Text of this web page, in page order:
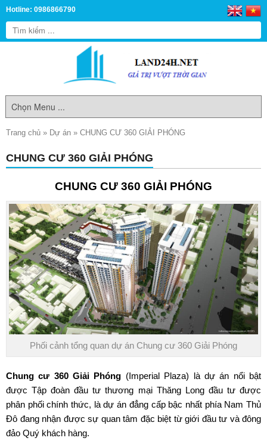
Hotline: 0986866790
Trang chủ » Dự án » CHUNG CƯ 360 GIẢI PHÓNG
CHUNG CƯ 360 GIẢI PHÓNG
CHUNG CƯ 360 GIẢI PHÓNG
Phối cảnh tổng quan dự án Chung cư 360 Giải Phóng
Chung cư 360 Giải Phóng (Imperial Plaza) là dự án nổi bật
được Tập đoàn đầu tư thương mại Thăng Long đầu tư được
phân phối chính thức, là dự án đẳng cấp bậc nhất phía Nam Thủ
Đô đang nhận được sự quan tâm đặc biệt từ giới đầu tư và đông
đảo Quý khách hàng.